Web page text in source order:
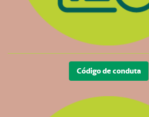
Código de conduta